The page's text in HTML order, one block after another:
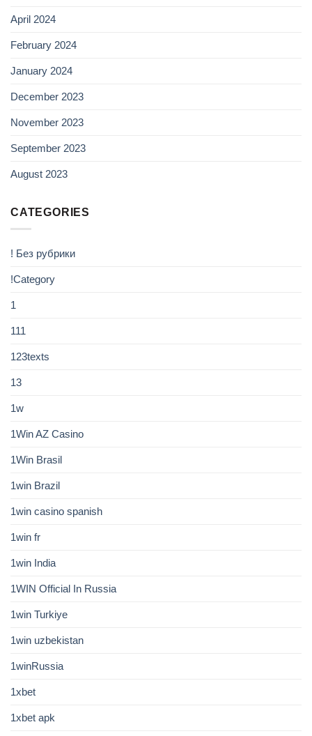
April 2024
February 2024
January 2024
December 2023
November 2023
September 2023
August 2023
CATEGORIES
! Без рубрики
!Category
1
111
123texts
13
1w
1Win AZ Casino
1Win Brasil
1win Brazil
1win casino spanish
1win fr
1win India
1WIN Official In Russia
1win Turkiye
1win uzbekistan
1winRussia
1xbet
1xbet apk